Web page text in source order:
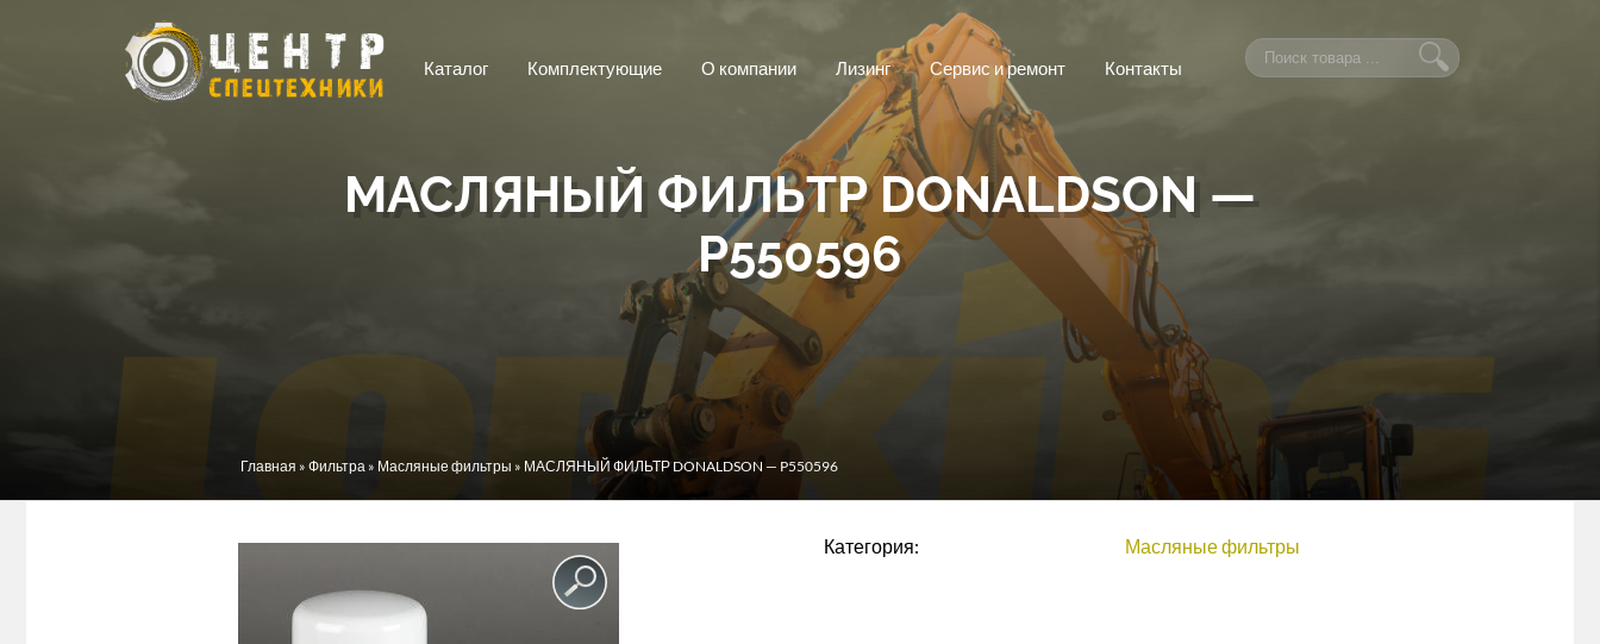
Перейти к основному содержанию
Каталог Комплектующие О компании Лизинг Сервис и ремонт Контакты
МАСЛЯНЫЙ ФИЛЬТР DONALDSON —
P550596
Вы здесь
Главная » Фильтра » Масляные фильтры » МАСЛЯНЫЙ ФИЛЬТР DONALDSON — P550596
Категория: Масляные фильтры